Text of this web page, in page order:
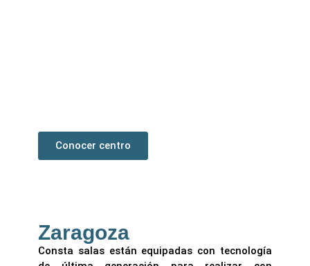
Conocer centro
Zaragoza
Consta salas están equipadas con tecnología